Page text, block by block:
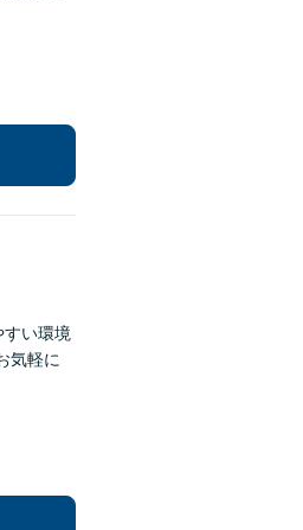
すい環境
気軽に